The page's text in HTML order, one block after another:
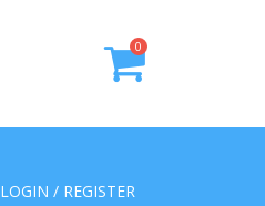
0
LOGIN / REGISTER